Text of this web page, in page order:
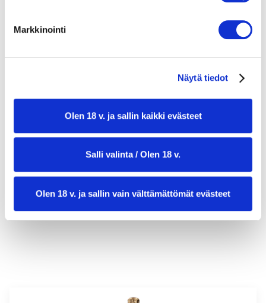
Markkinointi
Näytä tiedot
Olen 18 v. ja sallin kaikki evästeet
Salli valinta / Olen 18 v.
Olen 18 v. ja sallin vain välttämättömät evästeet
valmistusaika:45 min
annosmäärä:4